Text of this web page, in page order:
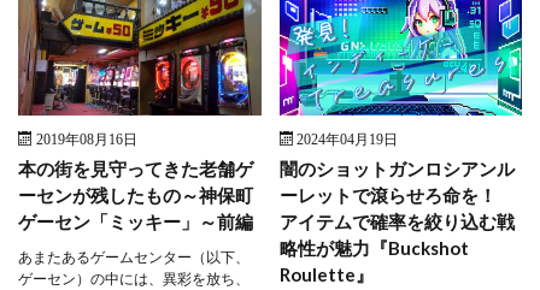
2019年08月16日
本の街を見守ってきた老舗ゲ
ーセンが残したもの～神保町
ゲーセン「ミッキー」～前編
あまたあるゲームセンター（以下、
ゲーセン）の中には、異彩を放ち、
2024年04月19日
闇のショットガンロシアンル
ーレットで滾らせろ命を！
アイテムで確率を絞り込む戦
略性が魅力『Buckshot
Roulette』